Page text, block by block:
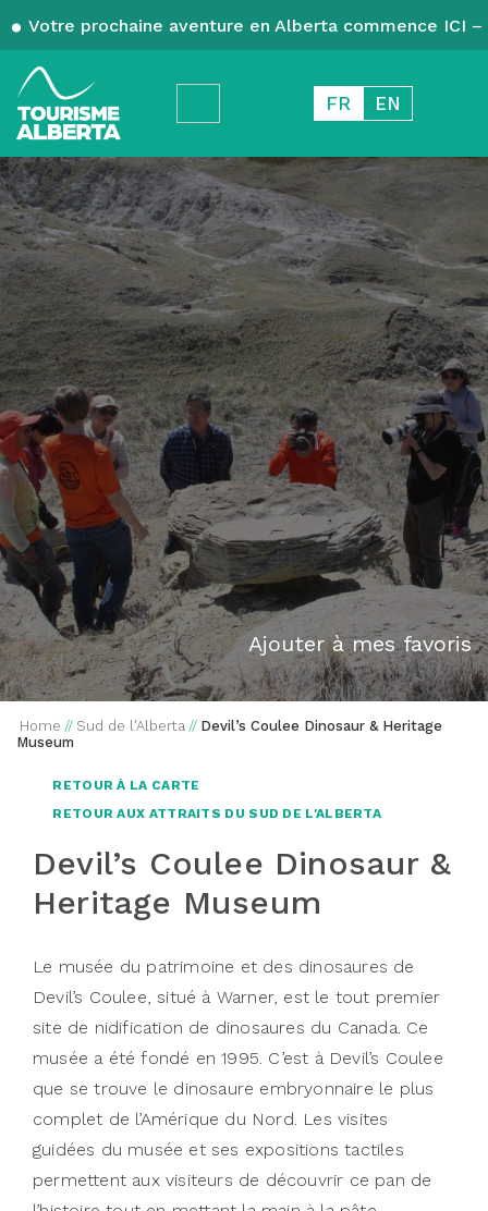
Votre prochaine aventure en Alberta commence ICI
FR EN
Ajouter à mes favoris
Home // Sud de l'Alberta // Devil’s Coulee Dinosaur & Heritage
Museum
RETOUR À LA CARTE
RETOUR AUX ATTRAITS DU SUD DE L'ALBERTA
Devil’s Coulee Dinosaur &
Heritage Museum
Le musée du patrimoine et des dinosaures de
Devil’s Coulee, situé à Warner, est le tout premier
site de nidification de dinosaures du Canada. Ce
musée a été fondé en 1995. C’est à Devil’s Coulee
que se trouve le dinosaure embryonnaire le plus
complet de l’Amérique du Nord. Les visites
guidées du musée et ses expositions tactiles
permettent aux visiteurs de découvrir ce pan de